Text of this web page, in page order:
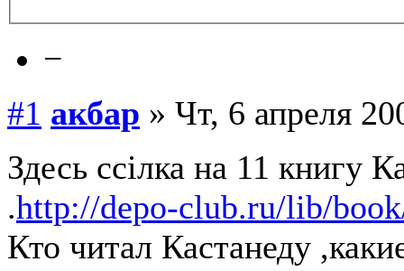
−
#1 акбар » Чт, 6 апреля
Здесь ссілка на 11 книгу
.http://depo-club.ru/lib/
Кто читал Кастанеду